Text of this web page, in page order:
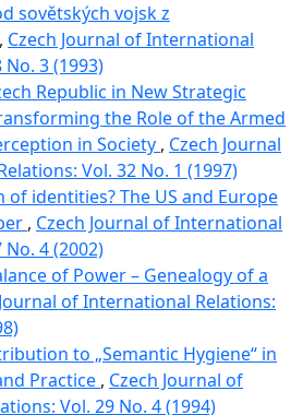
sovětských vojsk z
, Czech Journal of International
3 (1993)
Republic in New Strategic
the Role of the Armed
in Society , Czech Journal
Vol. 32 No. 1 (1997)
of identities? The US and Europe
, Czech Journal of International
4 (2002)
of Power – Genealogy of a
of International Relations:
to „Semantic Hygiene“ in
Practice , Czech Journal of
Vol. 29 No. 4 (1994)